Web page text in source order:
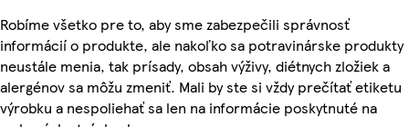
Robíme všetko pre to, aby sme zabezpečili správnosť
informácií o produkte, ale nakoľko sa potravinárske produkty
neustále menia, tak prísady, obsah výživy, diétnych zložiek a
alergénov sa môžu zmeniť. Mali by ste si vždy prečítať etiketu
výrobku a nespoliehať sa len na informácie poskytnuté na